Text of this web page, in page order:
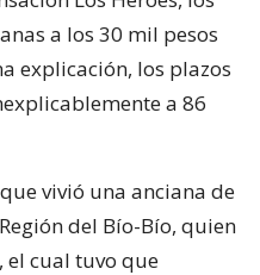
a los 30 mil pesos
explicación, los plazos
a 86
vivió una anciana de
del Bío-Bío, quien
cual tuvo que